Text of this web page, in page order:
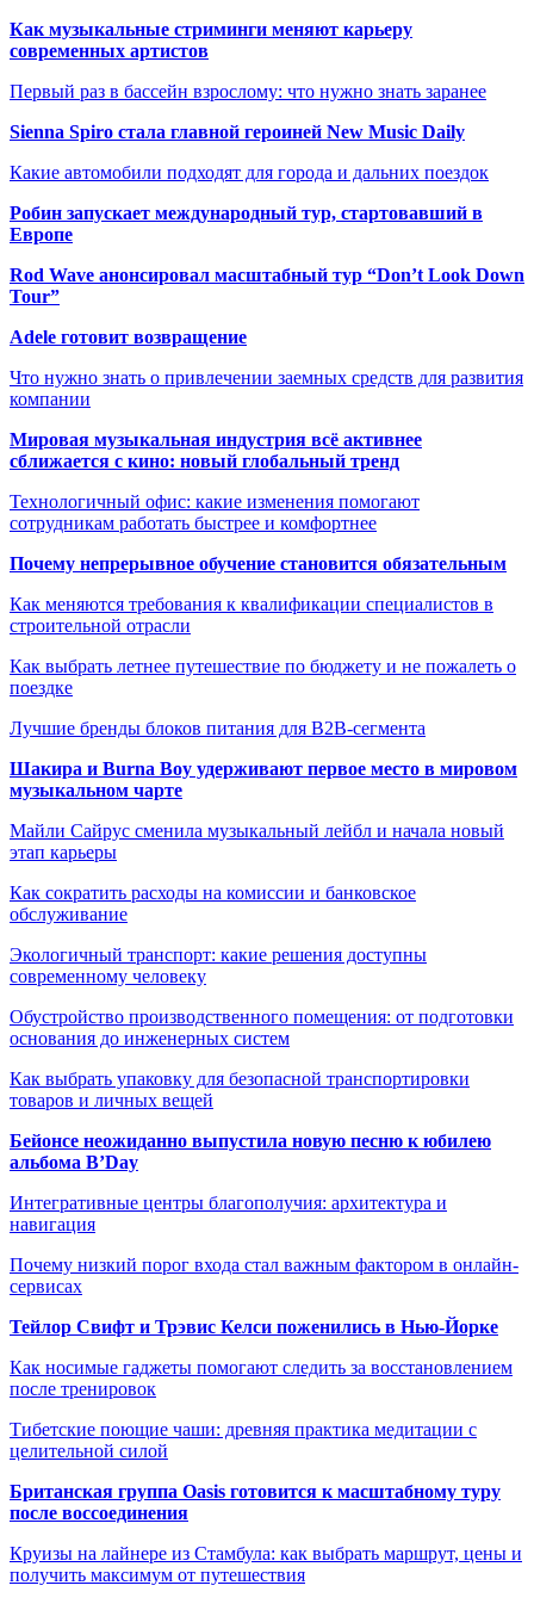
Как музыкальные стриминги меняют карьеру
современных артистов
Первый раз в бассейн взрослому: что нужно знать заранее
Sienna Spiro стала главной героиней New Music Daily
Какие автомобили подходят для города и дальних поездок
Робин запускает международный тур, стартовавший в
Европе
Rod Wave анонсировал масштабный тур “Don’t Look Down
Tour”
Adele готовит возвращение
Что нужно знать о привлечении заемных средств для развития
компании
Мировая музыкальная индустрия всё активнее
сближается с кино: новый глобальный тренд
Технологичный офис: какие изменения помогают
сотрудникам работать быстрее и комфортнее
Почему непрерывное обучение становится обязательным
Как меняются требования к квалификации специалистов в
строительной отрасли
Как выбрать летнее путешествие по бюджету и не пожалеть о
поездке
Лучшие бренды блоков питания для B2B-сегмента
Шакира и Burna Boy удерживают первое место в мировом
музыкальном чарте
Майли Сайрус сменила музыкальный лейбл и начала новый
этап карьеры
Как сократить расходы на комиссии и банковское
обслуживание
Экологичный транспорт: какие решения доступны
современному человеку
Обустройство производственного помещения: от подготовки
основания до инженерных систем
Как выбрать упаковку для безопасной транспортировки
товаров и личных вещей
Бейонсе неожиданно выпустила новую песню к юбилею
альбома B’Day
Интегративные центры благополучия: архитектура и
навигация
Почему низкий порог входа стал важным фактором в онлайн-
сервисах
Тейлор Свифт и Трэвис Келси поженились в Нью-Йорке
Как носимые гаджеты помогают следить за восстановлением
после тренировок
Тибетские поющие чаши: древняя практика медитации с
целительной силой
Британская группа Oasis готовится к масштабному туру
после воссоединения
Круизы на лайнере из Стамбула: как выбрать маршрут, цены и
получить максимум от путешествия